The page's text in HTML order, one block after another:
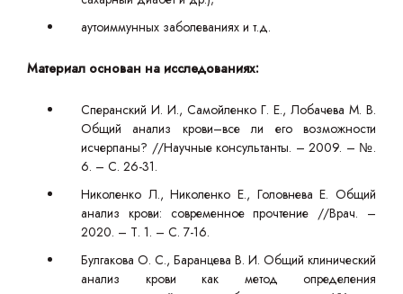
аутоиммунных заболеваниях и т.д.
Материал основан на исследованиях:
Сперанский И. И., Самойленко Г. Е., Лобачева М. В.
Общий анализ крови–все ли его возможности
исчерпаны? //Научные консультанты. – 2009. – №.
6. – С. 26-31.
Николенко Л., Николенко Е., Головнева Е. Общий
анализ крови: современное прочтение //Врач. –
2020. – Т. 1. – С. 7-16.
Булгакова О. С., Баранцева В. И. Общий клинический
анализ крови как метод определения